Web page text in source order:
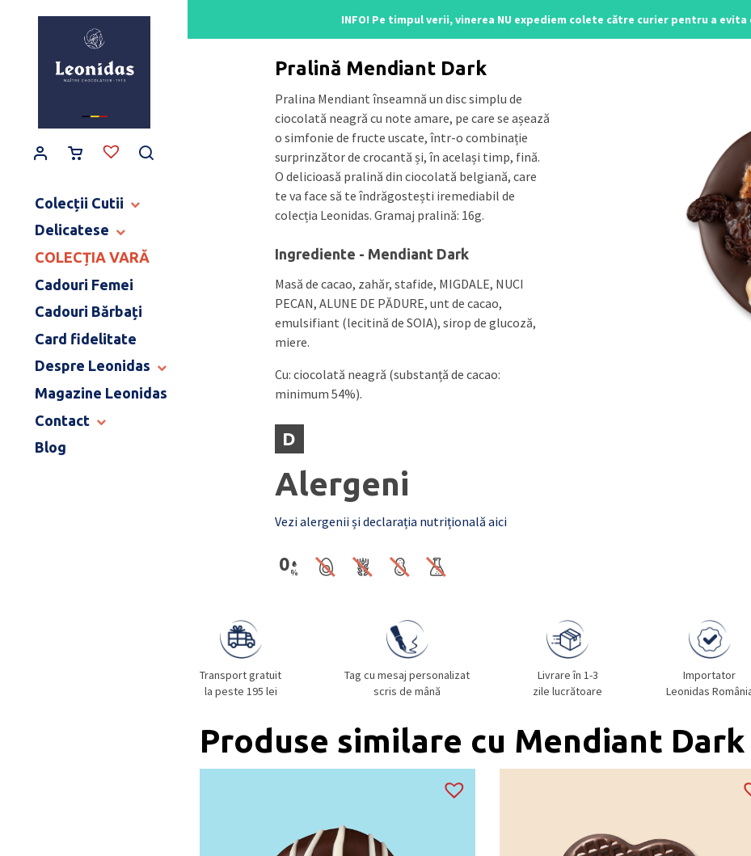
INFO! Pe timpul verii, vinerea NU expediem colete către curier pentru a
Main Navigation
Colecții Cutii
CUTII BALLOTINS
CUTII ART NOUVEAU
CUTII BIJOUX & LOVE
CUTII MOMENT CACAO
COLECȚIE CERAMICĂ
END OF SCHOOL
Delicatese
TABLETE ȘI BATOANE
DULCEAȚĂ ȘI SPECIALITĂȚI
CAFEA ȘI CEAI
BĂUTURI FINE
COLECȚIA VARĂ
Cadouri Femei
Cadouri Bărbați
Card fidelitate
Despre Leonidas
POVESTEA LEONIDAS
CATALOG PAȘTE 2026
Magazine Leonidas
Contact
MAGAZINE LEONIDAS
Blog
Pralină Mendiant Dark
Pralina Mendiant înseamnă un disc simplu de
ciocolată neagră cu note amare, pe care se așează
o simfonie de fructe uscate, într-o combinație
surprinzător de crocantă și, în același timp, fină.
O delicioasă pralină din ciocolată belgiană, care
te va face să te îndrăgostești iremediabil de
colecția Leonidas. Gramaj pralină: 16g.
Ingrediente - Mendiant Dark
Masă de cacao, zahăr, stafide, MIGDALE, NUCI
PECAN, ALUNE DE PĂDURE, unt de cacao,
emulsifiant (lecitină de SOIA), sirop de glucoză,
miere.
Cu: ciocolată neagră (substanță de cacao:
minimum 54%).
D
Alergeni
Vezi alergenii și declarația nutrițională aici
Transport gratuit
la peste 195 lei
Tag cu mesaj personalizat
scris de mână
Livrare în 1-3
zile lucrătoare
Importator
Leonidas
Produse similare cu Mendiant Dark